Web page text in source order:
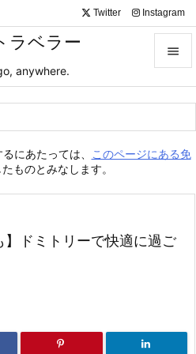
ラベラー
anywhere.


メニュ


Twitter Instagram
にあたっては、
このページにある免
ものとみなします。
】ドミトリーで快適に過ご